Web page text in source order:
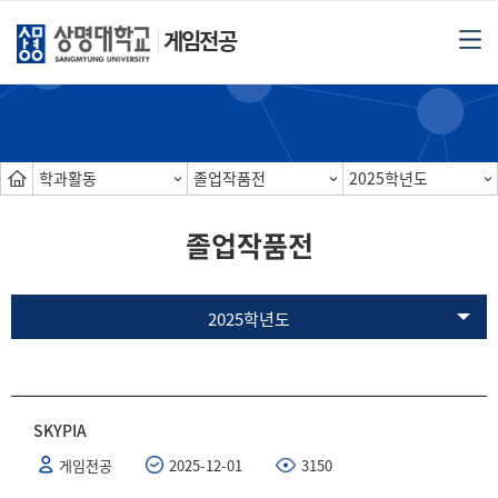
게임전공
학과활동 졸업작품전 2025학년도
졸업작품전
2025학년도
SKYPIA
게임전공 2025-12-01 3150